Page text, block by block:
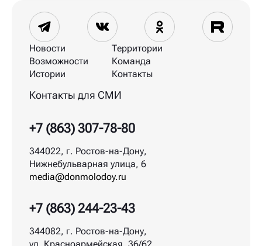
+7 (863) 244-23-43
344082, г. Ростов-на-Дону,
Контакты для СМИ
+7 (863) 307-78-80
344022, г. Ростов-на-Дону,
Нижнебульварная улица, 6
media@donmolodoy.ru
Новости
Возможности
Истории
Территории
Команда
Контакты